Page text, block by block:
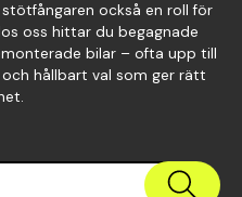
också en roll för
oss hittar du begagnade
bilar – ofta upp till
hållbart val som ger rätt